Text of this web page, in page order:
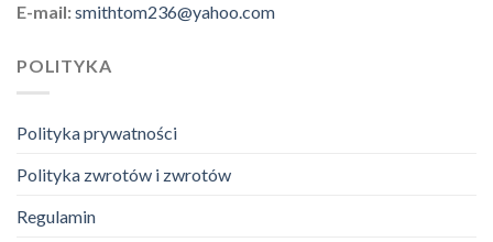
E-mail:smithtom236@yahoo.com
POLITYKA
Polityka prywatności
Polityka zwrotów i zwrotów
Regulamin